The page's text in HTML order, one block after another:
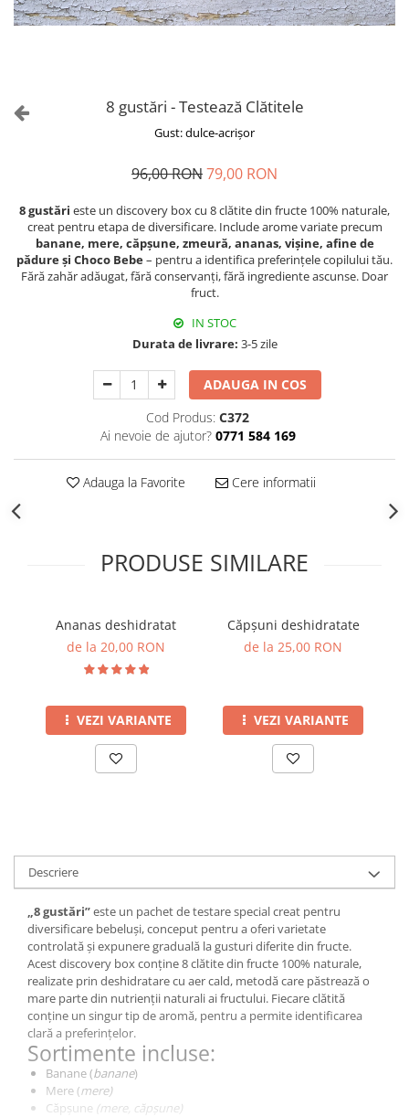
8 gustări - Testează Clătitele
Gust: dulce-acrișor
96,00 RON79,00 RON
8 gustări este un discovery box cu 8 clătite din fructe 100% naturale,
creat pentru etapa de diversificare. Include arome variate precum
banane, mere, căpșune, zmeură, ananas, vișine, afine de
pădure și Choco Bebe– pentru a identifica preferințele copilului tău.
Fără zahăr adăugat, fără conservanți, fără ingrediente ascunse. Doar
fruct.
IN STOC
Durata de livrare: 3-5 zile
ADAUGA IN COS
Cod Produs: C372
Ai nevoie de ajutor? 0771 584 169
Adauga la Favorite Cere informatii
PRODUSE SIMILARE
Ananas deshidratat
de la 20,00 RON
VEZI VARIANTE
Căpșuni deshidratate
de la 25,00 RON
VEZI VARIANTE
Descriere
„8 gustări”este un pachet de testare special creat pentru
diversificare bebeluși, conceput pentru a oferi varietate
controlată și expunere graduală la gusturi diferite din fructe.
Acest discovery box conține 8 clătite din fructe 100% naturale,
realizate prin deshidratare cu aer cald, metodă care păstrează o
mare parte din nutrienții naturali ai fructului. Fiecare clătită
conține un singur tip de aromă, pentru a permite identificarea
clară a preferințelor.
Sortimente incluse:
Banane (banane)
Mere (mere)
Căpșune (mere, căpșune)